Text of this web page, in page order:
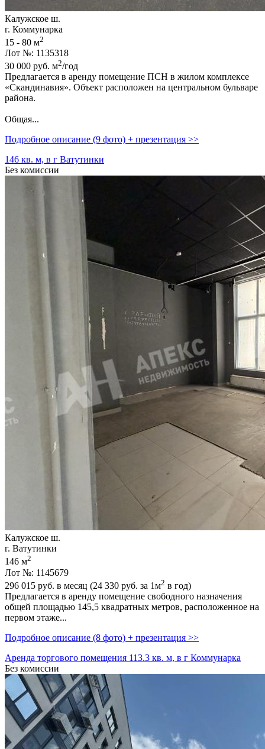
Калужское ш.
г. Коммунарка
15 - 80 м2
Лот №: 1135318
30 000 руб. м2/год
Предлагается в аренду помещение ПСН в жилом комплексе
«Скандинавия». Объект расположен на центральном бульваре
района.
Общая...
Подробное описание (9 фото) + презентация >>
146 кв. м, в г Ватутинки
Без комиссии
Калужское ш.
г. Ватутинки
146 м2
Лот №: 1145679
296 015 руб. в месяц (24 330 руб. за 1м2 в год)
Предлагается в аренду помещение свободного назначения
общей площадью 145,­5 квадратных метров,­ расположенное на
первом этаже...
Подробное описание (8 фото) + презентация >>
Аренда торгового помещения 113.3 кв. м, в г Коммунарка
Без комиссии